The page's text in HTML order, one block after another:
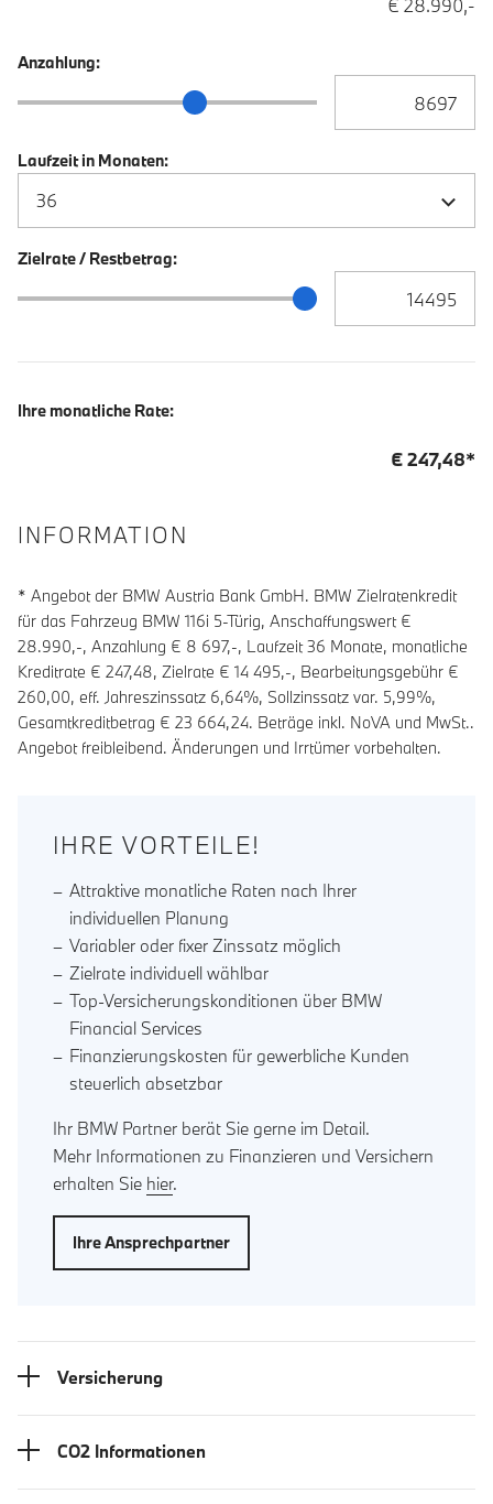
€ 28.990,-
Anzahlung:
Anzahlung Schieberegler
Laufzeit in Monaten:
Zielrate / Restbetrag:
Zielrate / Restbetrag Schieberegler
Ihre monatliche Rate:
€247,48*
INFORMATION
* Angebot der BMW Austria Bank GmbH. BMW Zielratenkredit
für das Fahrzeug BMW 116i 5-Türig, Anschaffungswert €
28.990,-, Anzahlung € 8 697,-, Laufzeit36 Monate, monatliche
Kreditrate € 247,48, Zielrate € 14 495,-, Bearbeitungsgebühr €
260,00, eff. Jahreszinssatz 6,64%, Sollzinssatz var. 5,99%,
Gesamtkreditbetrag € 23 664,24. Beträge inkl. NoVA und MwSt..
Angebot freibleibend. Änderungen und Irrtümer vorbehalten.
IHRE VORTEILE!
Attraktive monatliche Raten nach Ihrer
individuellen Planung
Variabler oder fixer Zinssatz möglich
Zielrate individuell wählbar
Top-Versicherungskonditionen über BMW
Financial Services
Finanzierungskosten für gewerbliche Kunden
steuerlich absetzbar
Ihr BMW Partner berät Sie gerne im Detail.
Mehr Informationen zu Finanzieren und Versichern
erhalten Sie hier.
Ihre Ansprechpartner
Versicherung
CO2 Informationen